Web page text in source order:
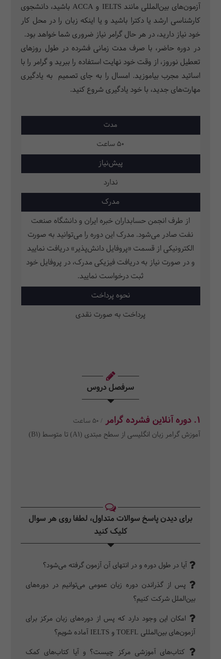
آزمون‌های بین‌المللی مانند IELTS و ACCA باشید، دانشجوی
کارشناسی ارشد یا دکترا باشید و یا اینکه زبان را در محل کار
خود نیاز دارید، در هر حال گرامر نیاز ضروری شما خواهد بود.
در دوره حاضر، با صرف مدت زمانی فشرده در طول روزهای
تعطیل نوروز، از وقت خود نهایت استفاده را ببرید و گرامر را با
اساتید مجرب بیاموزید. امسال را به جای تصمیم به یادگیری
مهارت‌های جدید، با خود یادگیری شروع کنید.
مدت
50 ساعت
پیش‌نیاز
ندارد
مدرک
از طرف انجمن حسابداران خبره ایران و دانشگاه صنعت
نفت صادر می‌شود. مدرک این دوره را می‌توانید به صورت
الکترونیکی از قسمت «پروفایل دانش‌پذیر» دریافت نمایید
و در صورت نیاز به دریافت فیزیکی مدرک، در پروفایل خود
ثبت‌ درخواست نمایید.
نحوه پرداخت
پرداخت به صورت نقدی
سرفصل دروس
1. دوره آنلاین فشرده گرامر / 50 ساعت
آموزش گرامر زبان انگلیسی از سطح مبتدی (A1) تا متوسط (B1)
برای دیدن پاسخ سوالات متداول، لطفا روی هر سوال
کلیک کنید‎
آیا در طول دوره و در انتهای آن آزمون گرفته می‌شود؟
پس از گذراندن دوره زبان عمومی می‌توانیم در دوره‌های
بین‌الملل شرکت کنیم؟
امکان این وجود دارد که پس از دوره‌های زبان مرکز برای
آزمون‌های بین‌المللی TOEFL و IELTS آماده شویم؟
کتاب‌های آموزشی مرکز چیست؟ و آیا کتاب‌های کمک